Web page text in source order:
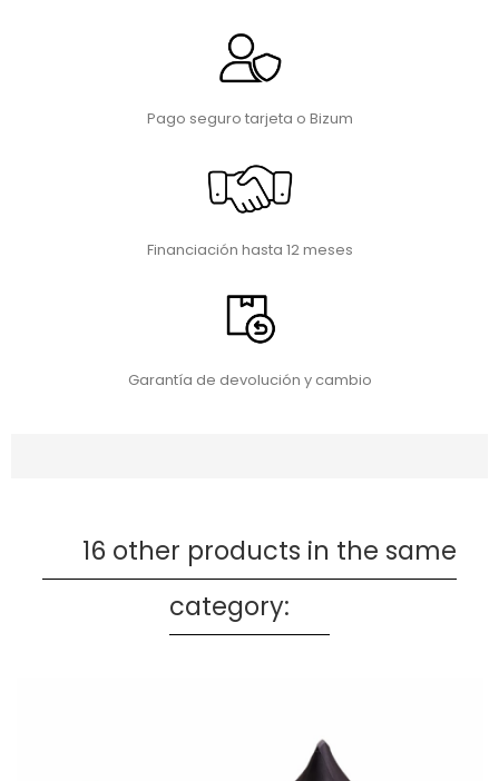
Pago seguro tarjeta o Bizum
Financiación hasta 12 meses
Garantía de devolución y cambio
16 other products in the same
category: